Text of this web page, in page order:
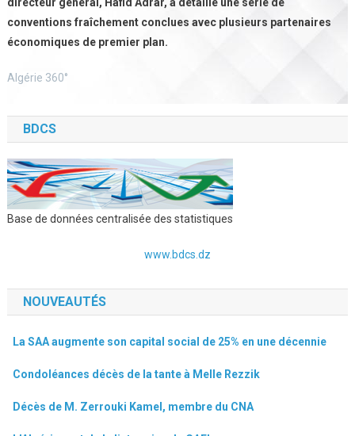
conventions fraîchement conclues avec plusieurs partenaires
économiques de premier plan.
Algérie 360°
BDCS
Base de données centralisée des statistiques
www.bdcs.dz
NOUVEAUTÉS
La SAA augmente son capital social de 25% en une décennie
Condoléances décès de la tante à Melle Rezzik
Décès de M. Zerrouki Kamel, membre du CNA